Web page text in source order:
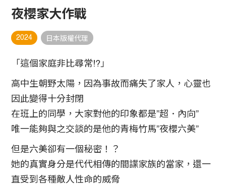
夜櫻家大作戰
2024 日本版權代理
「這個家庭非比尋常!?」
高中生朝野太陽，因為事故而痛失了家人，心靈也
因此變得十分封閉
在班上的同學，大家對他的印象都是”超．內向”
唯一能夠與之交談的是他的青梅竹馬”夜櫻六美”
但是六美卻有一個秘密！？
她的真實身分是代代相傳的間諜家族的當家，還一
直受到各種敵人性命的威脅